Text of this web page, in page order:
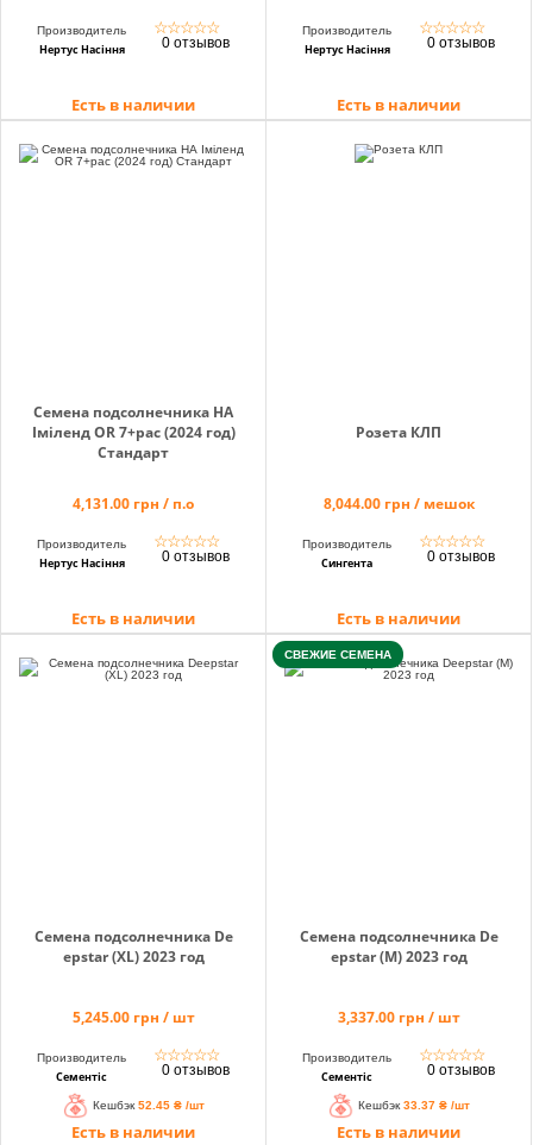
Производитель
Нертус Насіння
☆☆☆☆☆
0 отзывов
Есть в наличии
Производитель
Нертус Насіння
☆☆☆☆☆
0 отзывов
Есть в наличии
Семена подсолнечника НА
Іміленд OR 7+рас (2024 год)
Стандарт
4,131.00 грн / п.о
Производитель
Нертус Насіння
☆☆☆☆☆
0 отзывов
Есть в наличии
Розета КЛП
8,044.00 грн / мешок
Производитель
Сингента
☆☆☆☆☆
0 отзывов
Есть в наличии
Семена подсолнечника De
epstar (XL) 2023 год
5,245.00 грн / шт
Производитель
Сементіс
☆☆☆☆☆
0 отзывов
Кешбэк 52.45 ₴ /шт
Есть в наличии
СВЕЖИЕ СЕМЕНА
Семена подсолнечника De
epstar (M) 2023 год
3,337.00 грн / шт
Производитель
Сементіс
☆☆☆☆☆
0 отзывов
Кешбэк 33.37 ₴ /шт
Есть в наличии